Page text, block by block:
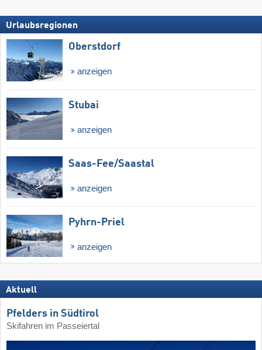
Urlaubsregionen
Oberstdorf
anzeigen
Stubai
anzeigen
Saas-Fee/​Saastal
anzeigen
Pyhrn-Priel
anzeigen
Aktuell
Pfelders in Südtirol
Skifahren im Passeiertal